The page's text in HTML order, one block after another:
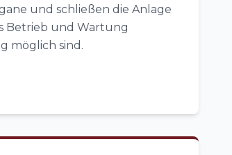
und schließen die Anlage
Betrieb und Wartung
möglich sind.